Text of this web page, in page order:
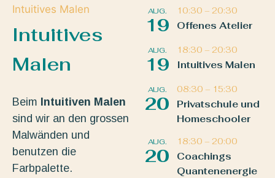
Intuitives Malen
Intuitives
Malen
Beim Intuitiven Malen
sind wir an den grossen
Malwänden und
benutzen die
Farbpalette.
AUG.
19
10:30 – 20:30
Offenes Atelier
AUG.
19
18:30 – 20:30
Intuitives Malen
AUG.
20
08:30 – 15:30
Privatschule und
Homeschooler
AUG.
20
18:30 – 20:00
Coachings
Quantenenergie